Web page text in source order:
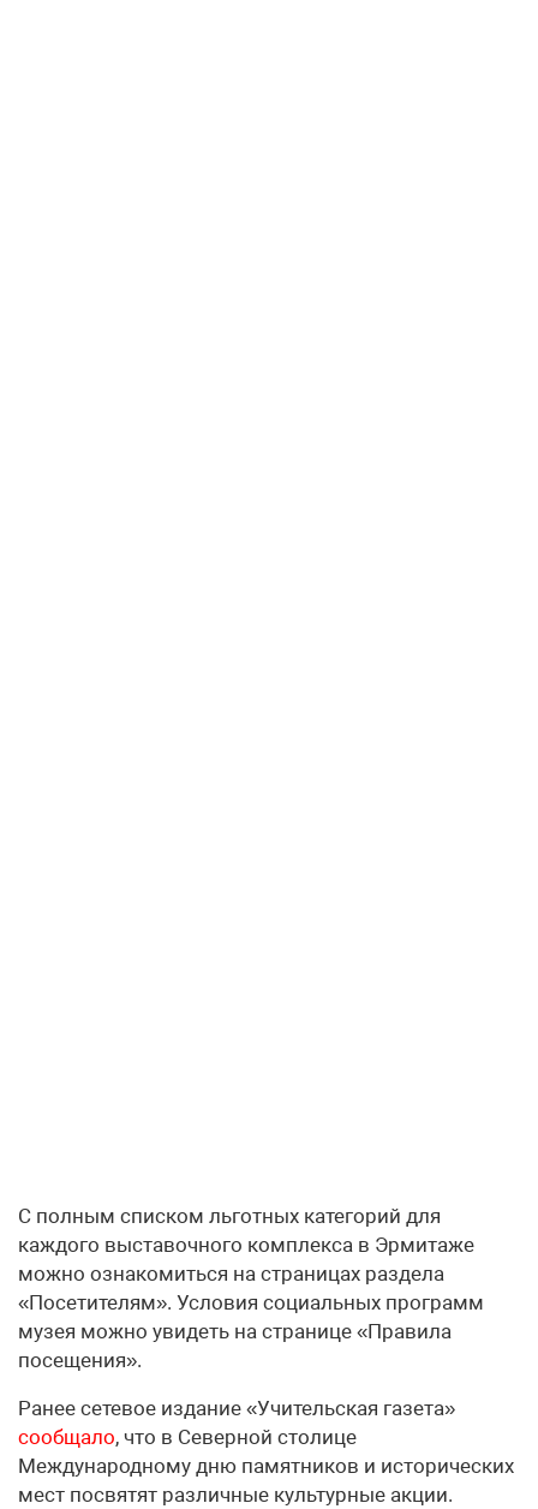
С полным списком льготных категорий для
каждого выставочного комплекса в Эрмитаже
можно ознакомиться на страницах раздела
«Посетителям». Условия социальных программ
музея можно увидеть на странице «Правила
посещения».
Ранее сетевое издание «Учительская газета»
сообщало, что в Северной столице
Международному дню памятников и исторических
мест посвятят различные культурные акции.